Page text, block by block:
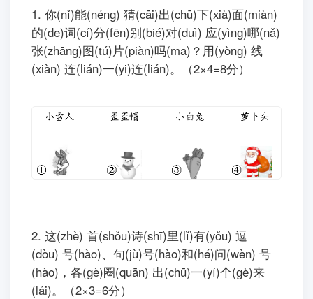
1. 你(nǐ)能(nénɡ) 猜(cāi)出(chū)下(xià)面(miàn)
的(de)词(cí)分(fēn)别(bié)对(duì) 应(yìnɡ)哪(nǎ)
张(zhānɡ)图(tú)片(piàn)吗(ma)？用(yònɡ) 线
(xiàn) 连(lián)一(yi)连(lián)。（2×4=8分）
2. 这(zhè) 首(shǒu)诗(shī)里(lǐ)有(yǒu) 逗
(dòu) 号(hào)、句(jù)号(hào)和(hé)问(wèn) 号
(hào)，各(ɡè)圈(quān) 出(chū)一(yí)个(ɡè)来
(lái)。（2×3=6分）